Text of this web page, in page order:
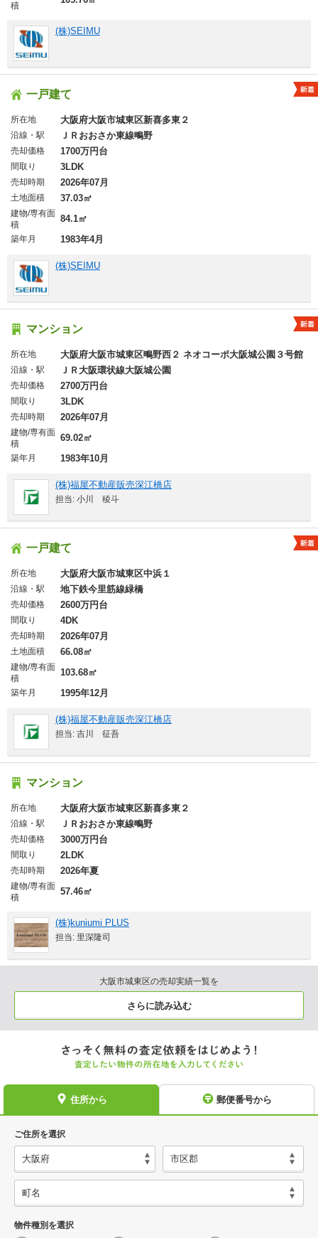
積
(株)SEIMU
一戸建て
所在地 大阪府大阪市城東区新喜多東２
沿線・駅 ＪＲおおさか東線鴫野
売却価格 1700万円台
間取り 3LDK
売却時期 2026年07月
土地面積 37.03㎡
建物/専有面
積
84.1㎡
築年月 1983年4月
(株)SEIMU
マンション
所在地 大阪府大阪市城東区鴫野西２ ネオコーポ大阪城公園３号館
沿線・駅 ＪＲ大阪環状線大阪城公園
売却価格 2700万円台
間取り 3LDK
売却時期 2026年07月
建物/専有面
積
69.02㎡
築年月 1983年10月
(株)福屋不動産販売深江橋店
担当: 小川 稜斗
一戸建て
所在地 大阪府大阪市城東区中浜１
沿線・駅 地下鉄今里筋線緑橋
売却価格 2600万円台
間取り 4DK
売却時期 2026年07月
土地面積 66.08㎡
建物/専有面
積
103.68㎡
築年月 1995年12月
(株)福屋不動産販売深江橋店
担当: 吉川 征吾
マンション
所在地 大阪府大阪市城東区新喜多東２
沿線・駅 ＪＲおおさか東線鴫野
売却価格 3000万円台
間取り 2LDK
売却時期 2026年夏
建物/専有面
積
57.46㎡
(株)kuniumi PLUS
担当: 里深隆司
大阪市城東区の売却実績一覧を
さらに読み込む
住所から 郵便番号から
ご住所を選択
物件種別を選択